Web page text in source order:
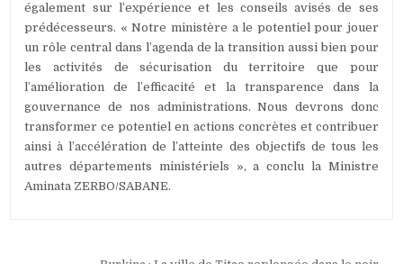
également sur l’expérience et les conseils avisés de ses
prédécesseurs. « Notre ministère a le potentiel pour jouer
un rôle central dans l’agenda de la transition aussi bien pour
les activités de sécurisation du territoire que pour
l’amélioration de l’efficacité et la transparence dans la
gouvernance de nos administrations. Nous devrons donc
transformer ce potentiel en actions concrètes et contribuer
ainsi à l’accélération de l’atteinte des objectifs de tous les
autres départements ministériels », a conclu la Ministre
Aminata ZERBO/SABANE.